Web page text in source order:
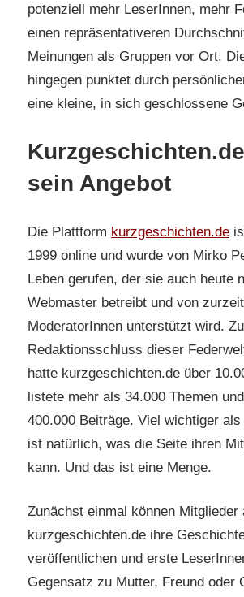
potenziell mehr LeserInnen, mehr
einen repräsentativeren
Meinungen als Gruppen vor Ort.
hingegen punktet durch
eine kleine, in sich geschlossene
sein Angebot
Die Plattform kurzgeschichten.de
1999 online und wurde von Mirko
Leben gerufen, der sie auch heute
Webmaster betreibt und von
ModeratorInnen unterstützt wird.
Redaktionsschluss dieser
hatte kurzgeschichten.de über
listete mehr als 34.000 Themen
400.000 Beiträge. Viel wichtiger
ist natürlich, was die Seite ihren
kann. Und das ist eine Menge.
Zunächst einmal können Mitglieder
kurzgeschichten.de ihre
veröffentlichen und erste
Gegensatz zu Mutter, Freund oder